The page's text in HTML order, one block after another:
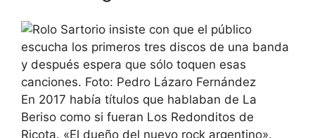
En 2017 había títulos que hablaban de La
Beriso como si fueran Los Redonditos de
Ricota. «El dueño del nuevo rock argentino».